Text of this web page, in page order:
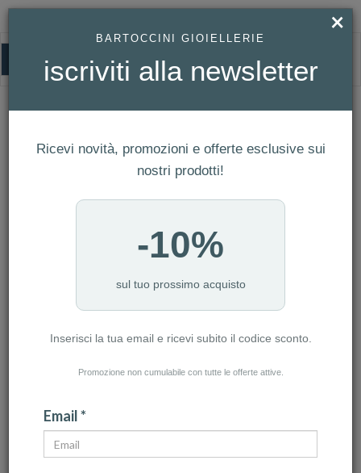
HOMEPAGE
OROLOGIO TISSOT PRX POWERMATIC 80 CARBON REF.
Orologio Tissot PRX Powermatic 80
Carbon Ref. T137.907.97.201.00
×
BARTOCCINI GIOIELLERIE
iscriviti alla newsletter
Ricevi novità, promozioni e offerte esclusive sui
nostri prodotti!
-10%
sul tuo prossimo acquisto
Inserisci la tua email e ricevi subito il codice sconto.
Promozione non cumulabile con tutte le offerte attive.
Email *